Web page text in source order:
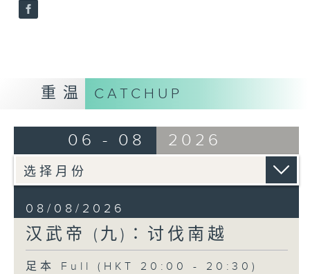
元狩四年，武帝派卫青、霍去病各率骑兵五
奴左贤王接战，左贤王败走，霍去病追至狼
居胥山，祭天而还（即所谓「封狼居
汉朝边疆。西汉末学者扬雄曾经说：汉武帝
数十万，使卫青、霍去病操兵，前后十余
年，于是浮西河、绝大漠，破寘颜，袭王
于姑衍，以临瀚海（戈壁沙漠），掳名王贵
人以百数，自是以后，匈奴震怖，益求和
亲。然而未肯称臣也。」汉武帝征伐匈奴，
取得阶段性胜利。
重温 CATCHUP
06 - 08 2026
08/08/2026
汉武帝 (九)∶讨伐南越
足本 Full (HKT 20:00 - 20:30)